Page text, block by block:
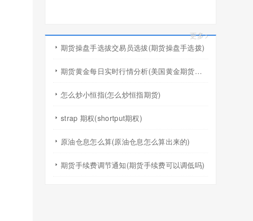
更多>
期货操盘手选拔交易员选拔(期货操盘手选拨)
期货黄金每日实时行情分析(美国黄金期货行情几点开盘)
怎么炒小恒指(怎么炒恒指期货)
strap 期权(shortput期权)
原油仓息怎么算(原油仓息怎么算出来的)
期货手续费调节通知(期货手续费可以调低吗)